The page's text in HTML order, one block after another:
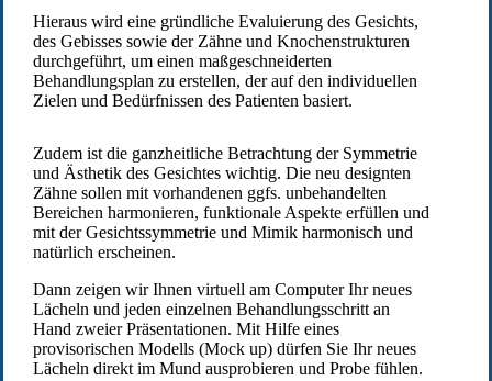
Hieraus wird eine gründliche Evaluierung des Gesichts,
des Gebisses sowie der Zähne und Knochenstrukturen
durchgeführt, um einen maßgeschneiderten
Behandlungsplan zu erstellen, der auf den individuellen
Zielen und Bedürfnissen des Patienten basiert.
Zudem ist die ganzheitliche Betrachtung der Symmetrie
und Ästhetik des Gesichtes wichtig. Die neu designten
Zähne sollen mit vorhandenen ggfs. unbehandelten
Bereichen harmonieren, funktionale Aspekte erfüllen und
mit der Gesichtssymmetrie und Mimik harmonisch und
natürlich erscheinen.
Dann zeigen wir Ihnen virtuell am Computer Ihr neues
Lächeln und jeden einzelnen Behandlungsschritt an
Hand zweier Präsentationen. Mit Hilfe eines
provisorischen Modells (Mock up) dürfen Sie Ihr neues
Lächeln direkt im Mund ausprobieren und Probe fühlen.